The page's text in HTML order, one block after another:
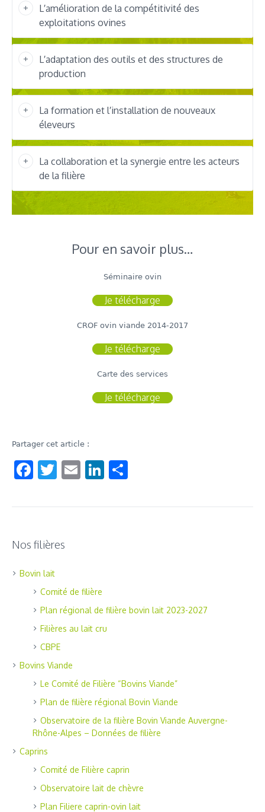
L′amélioration de la compétitivité des
exploitations ovines
L′adaptation des outils et des structures de
production
La formation et l′installation de nouveaux
éleveurs
La collaboration et la synergie entre les acteurs
de la filière
Pour en savoir plus…
Séminaire ovin
Je télécharge
CROF ovin viande 2014-2017
Je télécharge
Carte des services
Je télécharge
Partager cet article :
Facebook
Twitter
EmailLinkedIn
Nos filières
Bovin lait
Comité de filière
Plan régional de filière bovin lait 2023-2027
Filières au lait cru
CBPE
Bovins Viande
Le Comité de Filière “Bovins Viande”
Plan de filière régional Bovin Viande
Observatoire de la filière Bovin Viande Auvergne-
Rhône-Alpes – Données de filière
Caprins
Comité de Filière caprin
Observatoire lait de chèvre
Plan Filiere caprin-ovin lait